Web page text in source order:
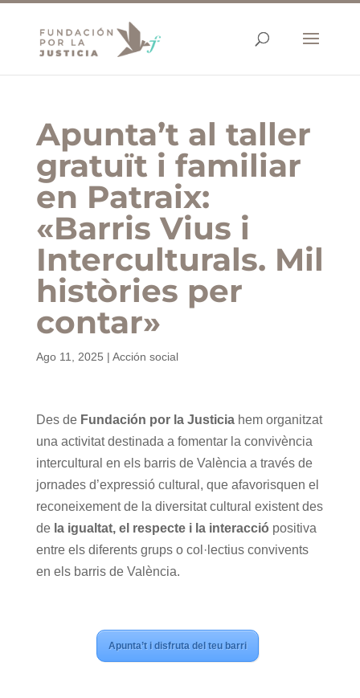
Apunta’t al taller
gratuït i familiar
en Patraix:
«Barris Vius i
Interculturals. Mil
històries per
contar»
Ago 11, 2025 | Acción social
Des deFundación por la Justicia hem organitzat
una activitat destinada a fomentar la convivència
intercultural en els barris de València a través de
jornades d’expressió cultural, que afavorisquen el
reconeixement de la diversitat cultural existent des
de la igualtat, el respecte i la interacció positiva
entre els diferents grups o col·lectius convivents
en els barris de València.
Apunta’t i disfruta del teu barri